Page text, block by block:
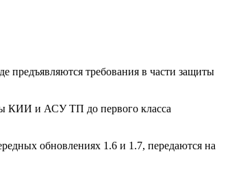
предъявляются требования в части защиты
КИИ и АСУ ТП до первого класса
обновлениях 1.6 и 1.7, передаются на